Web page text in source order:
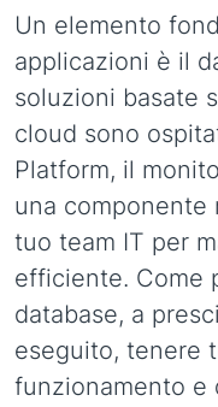
Un elemento
applicazioni è il
soluzioni basate
cloud sono
Platform, il
una componente
tuo team IT per
efficiente. Come
database, a
eseguito, tenere
funzionamento e